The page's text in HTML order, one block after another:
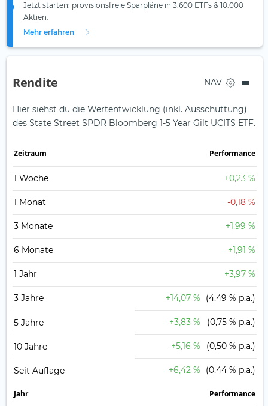
Jetzt starten: provisionsfreie Sparpläne in 3.600 ETFs & 10.000
Aktien.
Mehr erfahren
Rendite NAV
Hier siehst du die Wertentwicklung (inkl. Ausschüttung)
des State Street SPDR Bloomberg 1-5 Year Gilt UCITS ETF.
Zeit­raum Perfor­mance
1 Woche +0,23 %
1 Monat -0,18 %
3 Monate +1,99 %
6 Monate +1,91 %
1 Jahr +3,97 %
3 Jahre +14,07 % (4,49 % p.a.)
5 Jahre +3,83 % (0,75 % p.a.)
10 Jahre +5,16 % (0,50 % p.a.)
Seit Auflage +6,42 % (0,44 % p.a.)
Jahr Perfor­mance